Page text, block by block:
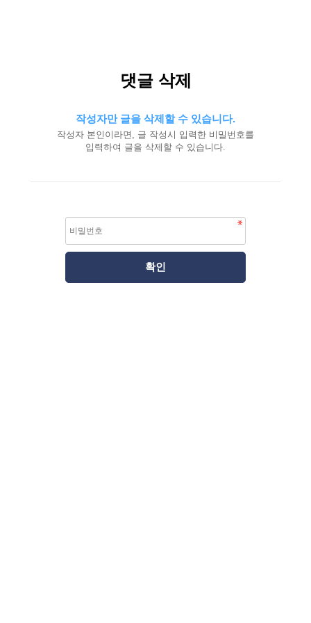
댓글 삭제
작성자만 글을 삭제할 수 있습니다.
작성자 본인이라면, 글 작성시 입력한 비밀번호를
입력하여 글을 삭제할 수 있습니다.